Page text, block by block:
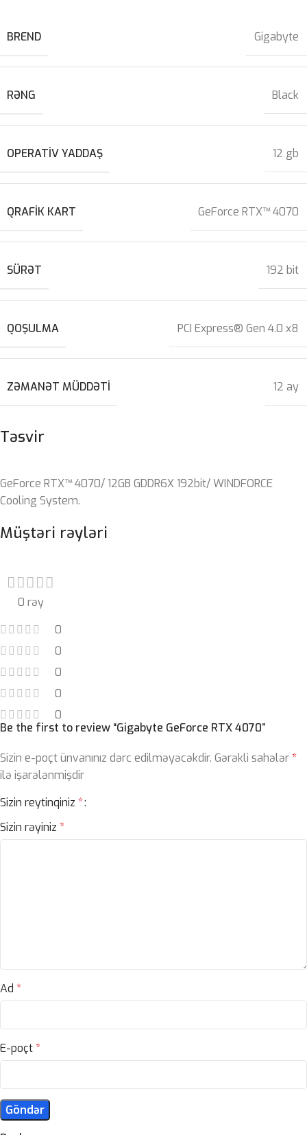
Təsvir
GeForce RTX™ 4070/ 12GB GDDR6X 192bit/ WINDFORCE
Cooling System.
BREND Gigabyte
RƏNG Black
OPERATIV YADDAŞ 12 gb
QRAFIK KART GeForce RTX™ 4070
SÜRƏT 192 bit
QOŞULMA PCI Express® Gen 4.0 x8
ZƏMANƏT MÜDDƏTI 12 ay
Müştəri rəyləri
0 rəy
0
0
0
0
0
Be the first to review “Gigabyte GeForce RTX 4070”
Sizin e-poçt ünvanınız dərc edilməyəcəkdir. Gərəkli sahələr*
ilə işarələnmişdir
Sizin reytinqiniz *
Sizin rəyiniz *
Ad *
E-poçt*